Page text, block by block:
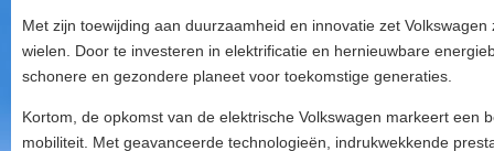
Met zijn toewijding aan duurzaamheid en innovatie zet
wielen. Door te investeren in elektrificatie en hernieuwbare
schonere en gezondere planeet voor toekomstige generaties.
Kortom, de opkomst van de elektrische Volkswagen markeert een
mobiliteit. Met geavanceerde technologieën, indrukwekkende